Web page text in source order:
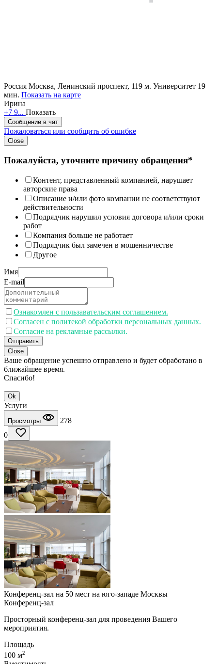
Россия Москва, Ленинский проспект, 119 м. Университет 19
мин. Показать на карте
Ирина
+7 9... Показать
Сообщение в чат
Пожаловаться или сообщить об ошибке
Close
Пожалуйста, уточните причину обращения*
Контент, представленный компанией, нарушает
авторские права
Описание и/или фото компании не соответствуют
действительности
Подрядчик нарушил условия договора и/или сроки
работ
Компания больше не работает
Подрядчик был замечен в мошенничестве
Другое
Имя
E-mail
Ознакомлен с пользавательским соглашением.
Согласен с политекой обработки персональных данных.
Согласие на рекламные рассылки.
Отправить
Close
Ваше обращение успешно отправлено и будет обработано в
ближайшее время.
Спасибо!
Ok
Услуги
Просмотры
278
0
Конференц-зал на 50 мест на юго-западе Москвы
Конференц-зал
Просторный конференц-зал для проведения Вашего
мероприятия.
Площадь
100 м2